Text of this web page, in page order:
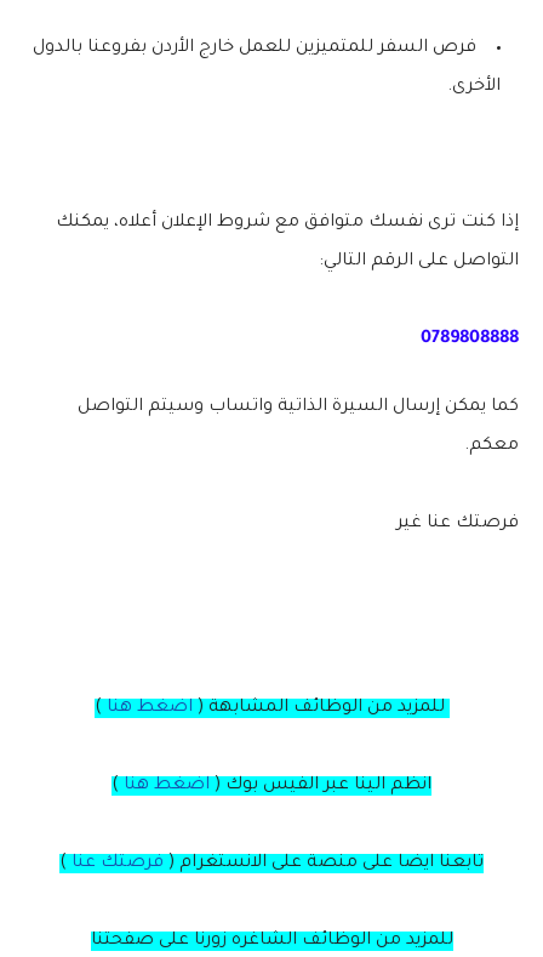
فرص السفر للمتميزين للعمل خارج الأردن بفروعنا بالدول
الأخرى.
إذا كنت ترى نفسك متوافق مع شروط الإعلان أعلاه، يمكنك
التواصل على الرقم التالي:
0789808888
كما يمكن إرسال السيرة الذاتية واتساب وسيتم التواصل
معكم.
فرصتك عنا غير
للمزيد من الوظائف المشابهة ( اضغط هنا )
انظم الينا عبر الفيس بوك ( اضغط هنا )
تابعنا ايضا على منصة على الانستغرام ( فرصتك عنا )
للمزيد من الوظائف الشاغره زورنا على صفحتنا